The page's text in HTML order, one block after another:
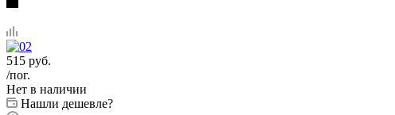
515 руб.
/пог.
Нет в наличии
Нашли дешевле?